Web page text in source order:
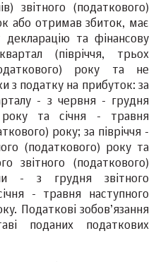
звітного (податкового)
або отримав збиток, має
та фінансову
(півріччя, трьох
року та не
з податку на прибуток: за
- з червня - грудня
року та січня - травня
року; за півріччя -
(податкового) року та
звітного (податкового)
- з грудня звітного
- травня наступного
Податкові зобов’язання
поданих податкових